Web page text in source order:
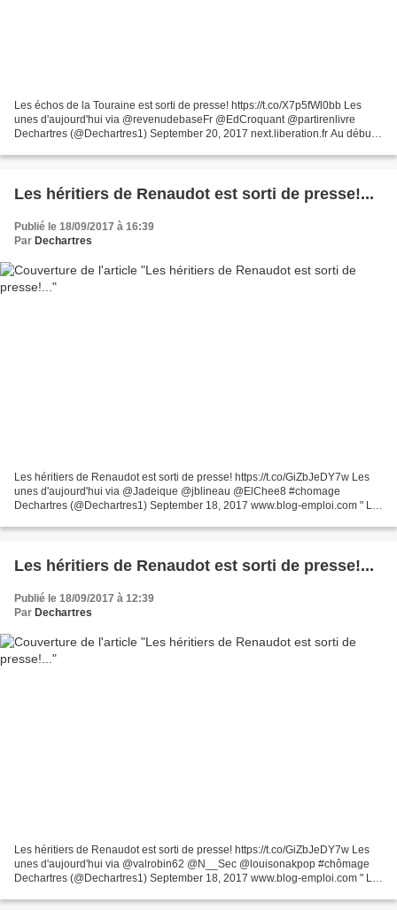
Les échos de la Touraine est sorti de presse! https://t.co/X7p5fWl0bb Les
unes d'aujourd'hui via @revenudebaseFr @EdCroquant @partirenlivre
Dechartres (@Dechartres1) September 20, 2017 next.liberation.fr Au début
Les héritiers de Renaudot est sorti de presse!...
Publié le 18/09/2017 à 16:39
Par Dechartres
Les héritiers de Renaudot est sorti de presse! https://t.co/GiZbJeDY7w Les
unes d'aujourd'hui via @Jadeique @jblineau @ElChee8 #chomage
Dechartres (@Dechartres1) September 18, 2017 www.blog-emploi.com " Le
Les héritiers de Renaudot est sorti de presse!...
Publié le 18/09/2017 à 12:39
Par Dechartres
Les héritiers de Renaudot est sorti de presse! https://t.co/GiZbJeDY7w Les
unes d'aujourd'hui via @valrobin62 @N__Sec @louisonakpop #chômage
Dechartres (@Dechartres1) September 18, 2017 www.blog-emploi.com " Le